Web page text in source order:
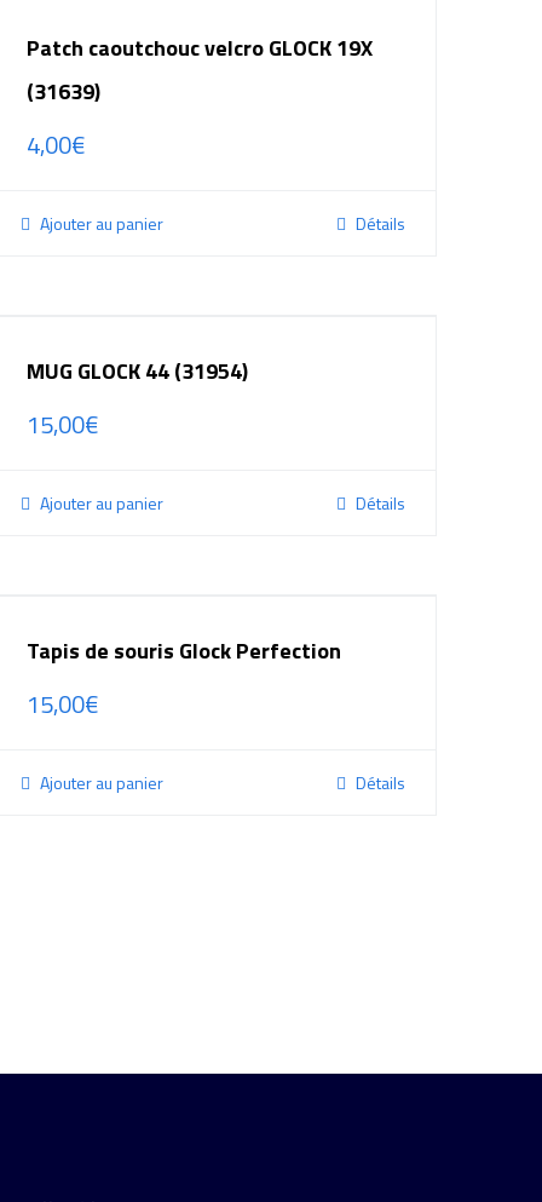
Patch caoutchouc velcro GLOCK 19X
(31639)
4,00€
Ajouter au panier Détails
MUG GLOCK 44 (31954)
15,00€
Ajouter au panier Détails
Tapis de souris Glock Perfection
15,00€
Ajouter au panier Détails